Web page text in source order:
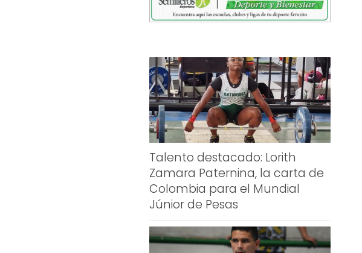
Talento destacado: Lorith
Zamara Paternina, la carta de
Colombia para el Mundial
Júnior de Pesas